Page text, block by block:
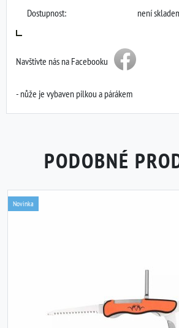
Dostupnost:
není
Navštivte nás na Facebooku
- nůže je vybaven pilkou a párákem
PODOBNÉ
Novinka